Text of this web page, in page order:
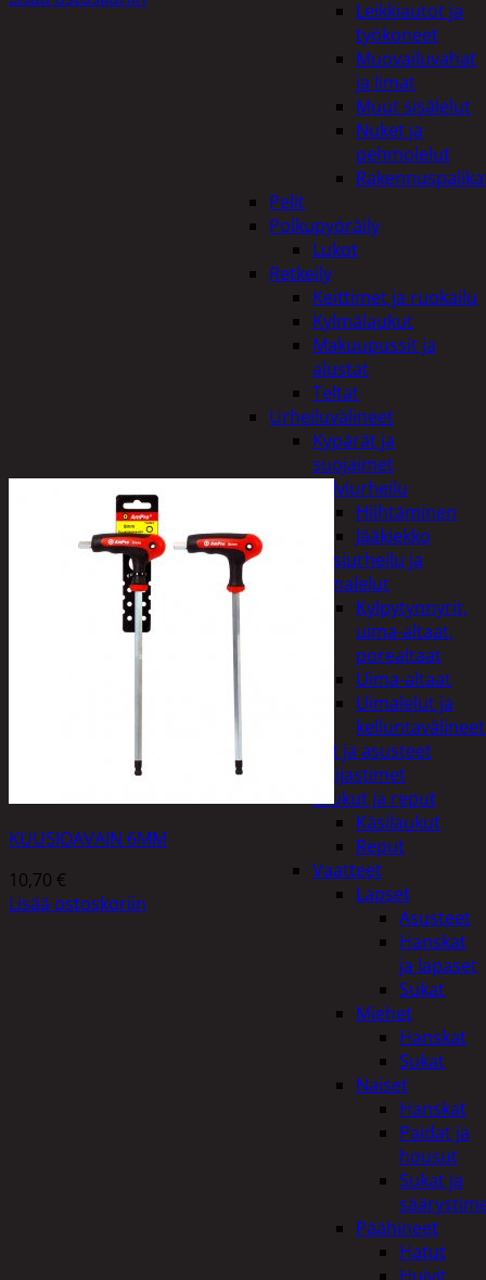
Leikkiautot ja
työkoneet
Muovailuvahat
ja limat
Muut sisälelut
Nuket ja
pehmolelut
Pelit
Polkupyöräily
Lukot
Retkeily
Keittimet ja ruokailu
Kylmälaukut
Makuupussit ja
alustat
Teltat
Urheiluvälineet
Kypärät ja
suojaimet
Talviurheilu
Hiihtäminen
Jääkiekko
Vesiurheilu ja
uimalelut
Kylpytynnyrit,
uima-altaat,
porealtaat
Uima-altaat
Uimalelut ja
kelluntavälineet
Vaatteet ja asusteet
Heijastimet
Laukut ja reput
Käsilaukut
Reput
Vaatteet
Lapset
Asusteet
Hanskat
ja lapaset
Sukat
Miehet
Hanskat
Sukat
Naiset
Hanskat
Paidat ja
housut
Sukat ja
Päähineet
Hatut
KUUSIOAVAIN 6MM
10,70 €
Lisää ostoskoriin